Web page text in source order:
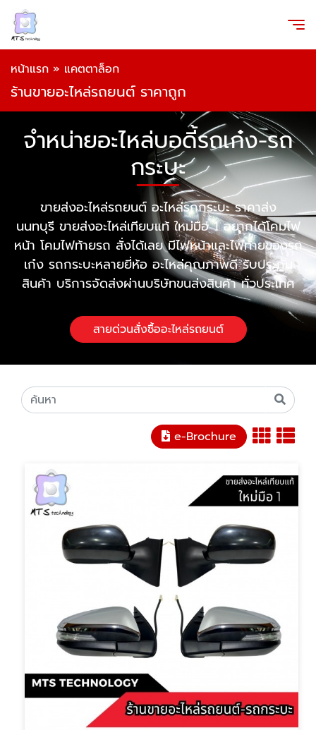
หน้าแรก » แคตตาล็อก
ร้านขายอะไหล่รถยนต์ ราคาถูก
จำหน่ายอะไหล่บอดี้รถเก๋ง-รถ
กระบะ
ขายส่งอะไหล่รถยนต์ อะไหล่รถกระบะ ราคาส่ง
นนทบุรี ขายส่งอะไหล่เทียบแท้ ใหม่มือ 1 อยากได้โคมไฟ
หน้า โคมไฟท้ายรถ สั่งได้เลย มีไฟหน้าและไฟท้ายของรถ
เก๋ง รถกระบะหลายยี่ห้อ อะไหล่คุณภาพดี รับประกัน
สินค้า บริการจัดส่งผ่านบริษัทขนส่งสินค้า ทั่วประเทศ
สายด่วนสั่งซื้ออะไหล่รถยนต์
e-Brochure